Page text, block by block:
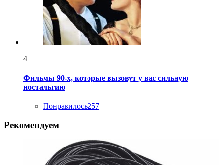
4
Фильмы 90-х, которые вызовут у вас сильную
ностальгию
Понравилось257
Рекомендуем